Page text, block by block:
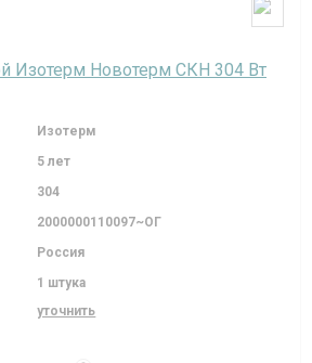
Изотерм Новотерм СКН 304 Вт
Изотерм
5 лет
304
2000000110097~ОГ
Россия
1 штука
уточнить